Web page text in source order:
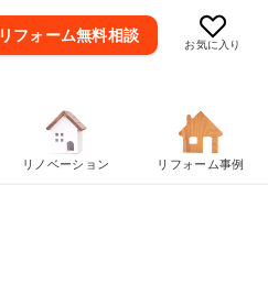
お気に入り
リフォーム無料相談
リノベーション リフォーム事例